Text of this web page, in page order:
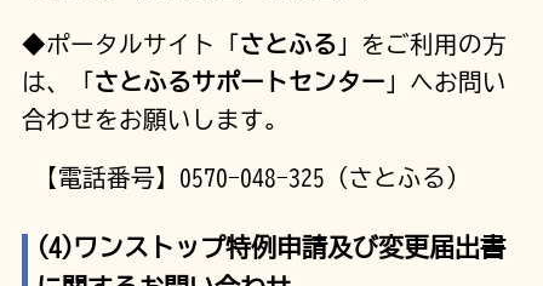
◆ポータルサイト「 さとふる 」をご利用の方
は、「 さとふるサポートセンター 」へお問い
合わせをお願いします。
【電話番号】0570-048-325 (さとふる)
(4)ワンストップ特例申請及び変更届出書